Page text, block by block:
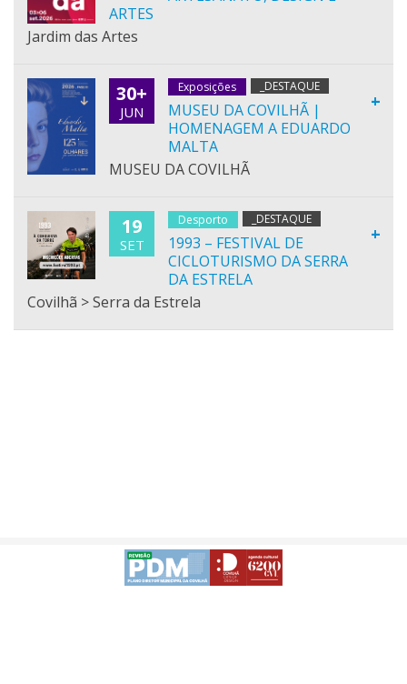
ARTES
Jardim das Artes
+
30+
JUN
Exposições _DESTAQUE
MUSEU DA COVILHÃ |
HOMENAGEM A EDUARDO
MALTA
MUSEU DA COVILHÃ
+
19
SET
Desporto _DESTAQUE
1993 – FESTIVAL DE
CICLOTURISMO DA SERRA
DA ESTRELA
Covilhã > Serra da Estrela